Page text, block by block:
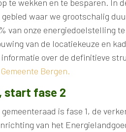
te wekken en te besparen. In
waar we grootschalig
van onze energiedoelstelling
van de locatiekeuze en
over de definitieve
Bergen.
start fase 2
is fase 1, de
van het